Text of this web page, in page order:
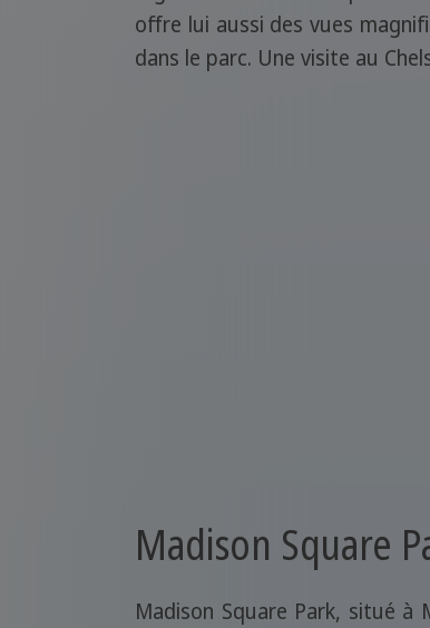
offre lui aussi des vues
dans le parc. Une visite au
Madison Square
Madison Square Park, situé à